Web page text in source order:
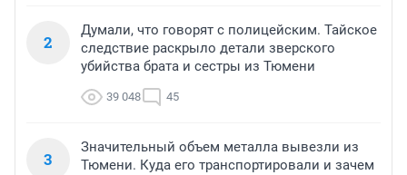
2
Думали, что говорят с полицейским. Тайское
следствие раскрыло детали зверского
убийства брата и сестры из Тюмени
39 048 45
3
Значительный объем металла вывезли из
Тюмени. Куда его транспортировали и зачем